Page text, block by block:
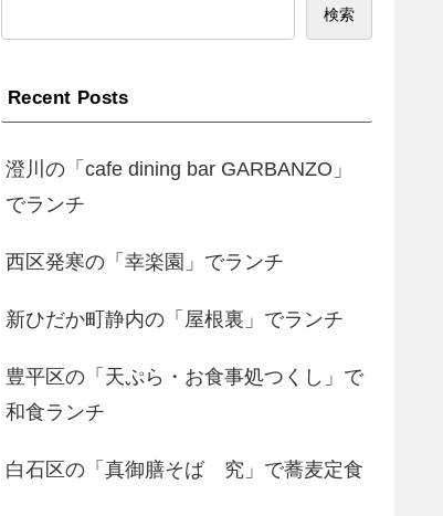
検索
Recent Posts
澄川の「cafe dining bar GARBANZO」
でランチ
西区発寒の「幸楽園」でランチ
新ひだか町静内の「屋根裏」でランチ
豊平区の「天ぷら・お食事処つくし」で
和食ランチ
白石区の「真御膳そば 究」で蕎麦定食